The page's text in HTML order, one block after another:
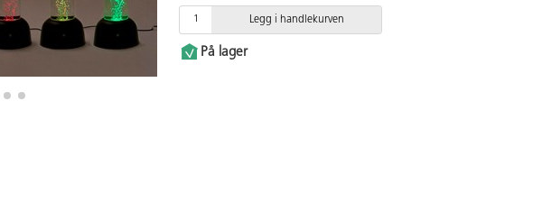
Legg i handlekurven
På lager